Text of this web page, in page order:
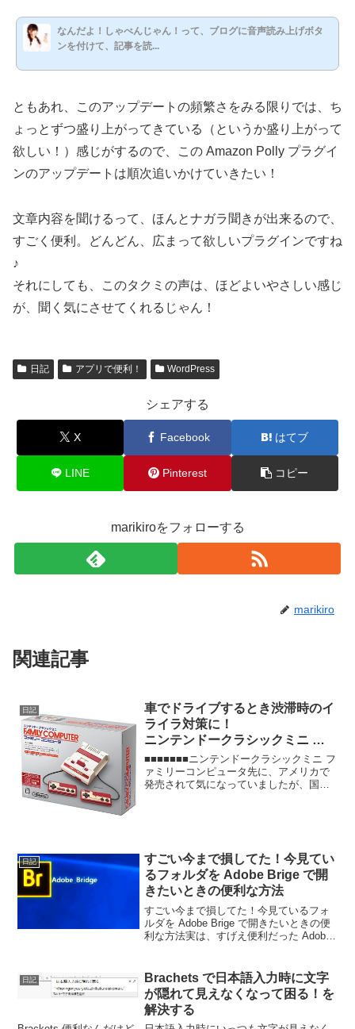
なんだよ！しゃべんじゃん！って、ブログに音声読み上げボタ
ンを付けて、記事を読...
ともあれ、このアップデートの頻繁さをみる限りでは、ち
ょっとずつ盛り上がってきている（というか盛り上がって
欲しい！）感じがするので、この Amazon Polly プラグイ
ンのアップデートは順次追いかけていきたい！
文章内容を聞けるって、ほんとナガラ聞きが出来るので、
すごく便利。どんどん、広まって欲しいプラグインですね
♪
それにしても、このタクミの声は、ほどよいやさしい感じ
が、聞く気にさせてくれるじゃん！
日記 アプリで便利！ WordPress
シェアする
X Facebook はてブ
LINE Pinterest コピー
marikiroをフォローする
marikiro
関連記事
日記
車でドライブするとき渋滞時のイ
ライラ対策に！
ニンテンドークラシックミニ フ
ァミリーコンピュータ
■■■■■■■ニンテンドークラシックミニ フ
ァミリーコンピュータ先に、アメリカで
発売されて気になっていましたが、国内
日記
すごい今まで損してた！今見てい
るフォルダを Adobe Brige で開
きたいときの便利な方法
すごい今まで損してた！今見ているフォ
ルダを Adobe Brige で開きたいときの便
利な方法実は、すげえ便利だった Adobe
代から？だったら、すごい今ま...
日記
Brachets で日本語入力時に文字
が隠れて見えなくなって困る！を
解決する